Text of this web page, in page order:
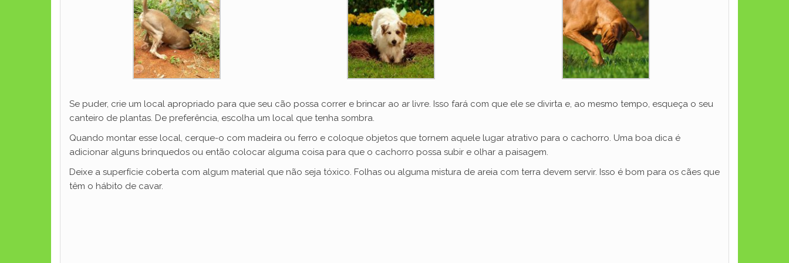
Se puder, crie um local apropriado para que seu cão possa correr e brincar ao ar livre. Isso fará com que ele se divirta e, ao mesmo tempo, esqueça o seu
canteiro de plantas. De preferência, escolha um local que tenha sombra.
Quando montar esse local, cerque-o com madeira ou ferro e coloque objetos que tornem aquele lugar atrativo para o cachorro. Uma boa dica é
adicionar alguns brinquedos ou então colocar alguma coisa para que o cachorro possa subir e olhar a paisagem.
Deixe a superfície coberta com algum material que não seja tóxico. Folhas ou alguma mistura de areia com terra devem servir. Isso é bom para os cães que
têm o hábito de cavar.